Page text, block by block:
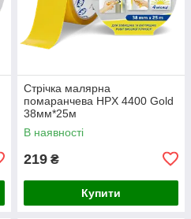
Стрічка малярна
помаранчева HPX 4400 Gold
38мм*25м
В наявності
219 ₴
Купити